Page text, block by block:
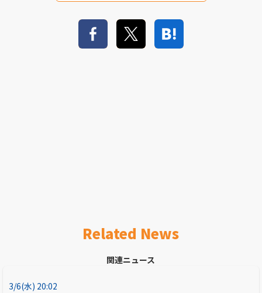
Related News
関連ニュース
3/6(水) 20:02